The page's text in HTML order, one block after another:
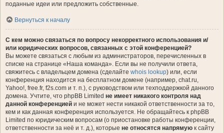
поданные идеи или предложить собственные.
Вернуться к началу
С кем можно связаться по вопросу некорректного использования и/
или юридических вопросов, связанных с этой конференцией?
Вы можете связаться с любым из администраторов, перечисленных в
списке на странице «Наша команда». Если вы не получили ответа,
свяжитесь с владельцем домена (сделайте whois lookup) или, если
конференция находится на бесплатном домене (например, chat.ru,
Yahoo!, free.fr, f2s.com и т. п.), с руководством или техподдержкой данного
домена. Учтите, что phpBB Limited не имеет никакого контроля над
данной конференцией и не может нести никакой ответственности за то,
кем и как данная конференция используется. Не обращайтесь к phpBB
Limited по юридическим вопросам (о приостановке работы конференции,
ответственности за неё и т. д.), которые не относятся напрямую к сайту